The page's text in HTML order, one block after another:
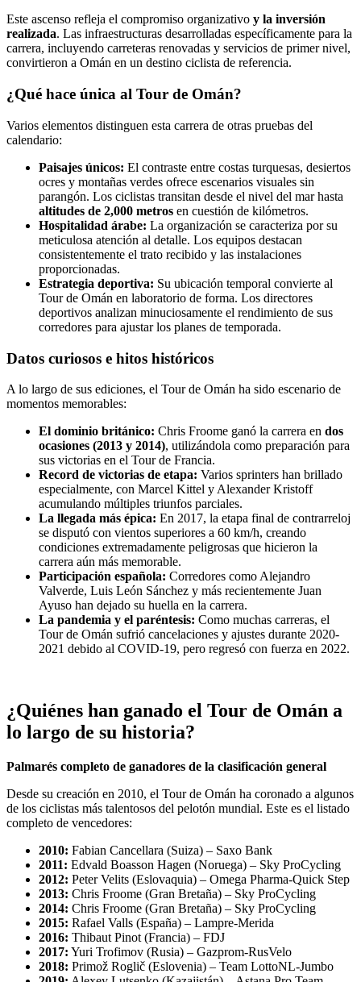
Este ascenso refleja el compromiso organizativo y la inversión
realizada. Las infraestructuras desarrolladas específicamente para la
carrera, incluyendo carreteras renovadas y servicios de primer nivel,
convirtieron a Omán en un destino ciclista de referencia.
¿Qué hace única al Tour de Omán?
Varios elementos distinguen esta carrera de otras pruebas del
calendario:
Paisajes únicos: El contraste entre costas turquesas, desiertos
ocres y montañas verdes ofrece escenarios visuales sin
parangón. Los ciclistas transitan desde el nivel del mar hasta
altitudes de 2,000 metros en cuestión de kilómetros.
Hospitalidad árabe: La organización se caracteriza por su
meticulosa atención al detalle. Los equipos destacan
consistentemente el trato recibido y las instalaciones
proporcionadas.
Estrategia deportiva: Su ubicación temporal convierte al
Tour de Omán en laboratorio de forma. Los directores
deportivos analizan minuciosamente el rendimiento de sus
corredores para ajustar los planes de temporada.
Datos curiosos e hitos históricos
A lo largo de sus ediciones, el Tour de Omán ha sido escenario de
momentos memorables:
El dominio británico: Chris Froome ganó la carrera en dos
ocasiones (2013 y 2014), utilizándola como preparación para
sus victorias en el Tour de Francia.
Record de victorias de etapa: Varios sprinters han brillado
especialmente, con Marcel Kittel y Alexander Kristoff
acumulando múltiples triunfos parciales.
La llegada más épica: En 2017, la etapa final de contrarreloj
se disputó con vientos superiores a 60 km/h, creando
condiciones extremadamente peligrosas que hicieron la
carrera aún más memorable.
Participación española: Corredores como Alejandro
Valverde, Luis León Sánchez y más recientemente Juan
Ayuso han dejado su huella en la carrera.
La pandemia y el paréntesis: Como muchas carreras, el
Tour de Omán sufrió cancelaciones y ajustes durante 2020-
2021 debido al COVID-19, pero regresó con fuerza en 2022.
¿Quiénes han ganado el Tour de Omán a
lo largo de su historia?
Palmarés completo de ganadores de la clasificación general
Desde su creación en 2010, el Tour de Omán ha coronado a algunos
de los ciclistas más talentosos del pelotón mundial. Este es el listado
completo de vencedores:
2010: Fabian Cancellara (Suiza) – Saxo Bank
2011: Edvald Boasson Hagen (Noruega) – Sky ProCycling
2012: Peter Velits (Eslovaquia) – Omega Pharma-Quick Step
2013: Chris Froome (Gran Bretaña) – Sky ProCycling
2014: Chris Froome (Gran Bretaña) – Sky ProCycling
2015: Rafael Valls (España) – Lampre-Merida
2016: Thibaut Pinot (Francia) – FDJ
2017: Yuri Trofimov (Rusia) – Gazprom-RusVelo
2018: Primož Roglič (Eslovenia) – Team LottoNL-Jumbo